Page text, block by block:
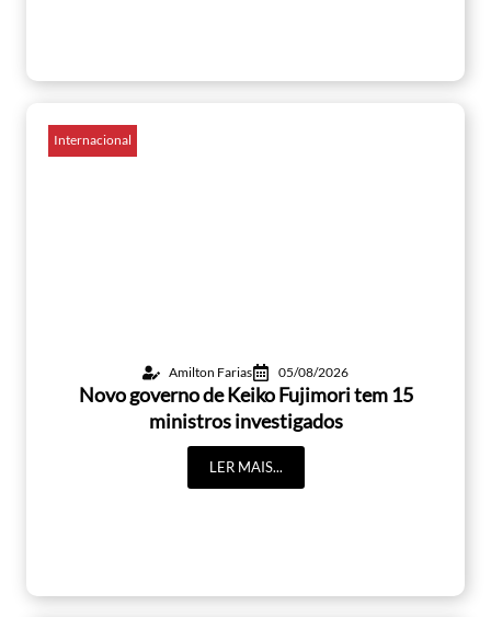
Internacional
Amilton Farias 05/08/2026
Novo governo de Keiko Fujimori tem 15
ministros investigados
LER MAIS...